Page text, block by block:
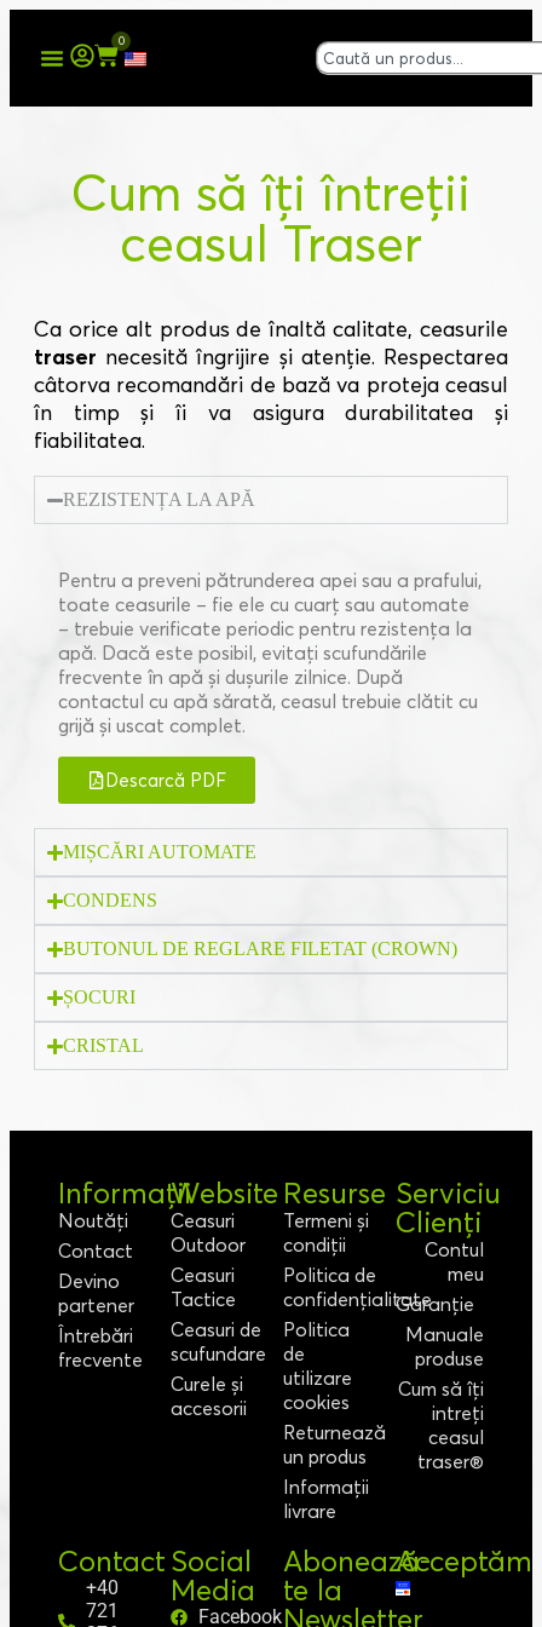
0
Cum să îți întreții
ceasul Traser
Ca orice alt produs de înaltă calitate, ceasurile
traser necesită îngrijire și atenție. Respectarea
câtorva recomandări de bază va proteja ceasul
în timp și îi va asigura durabilitatea și
fiabilitatea.
REZISTENȚA LA APĂ
Pentru a preveni pătrunderea apei sau a prafului,
toate ceasurile – fie ele cu cuarț sau automate
– trebuie verificate periodic pentru rezistența la
apă. Dacă este posibil, evitați scufundările
frecvente în apă și dușurile zilnice. După
contactul cu apă sărată, ceasul trebuie clătit cu
grijă și uscat complet.
Descarcă PDF
MIȘCĂRI AUTOMATE
CONDENS
BUTONUL DE REGLARE FILETAT (CROWN)
ȘOCURI
CRISTAL
Informații
Noutăți
Contact
Devino
partener
Întrebări
frecvente
Website
Ceasuri
Outdoor
Ceasuri
Tactice
Ceasuri de
scufundare
Curele și
accesorii
Resurse
Termeni și
condiții
Politica de
confidențialitate
Politica
de
utilizare
cookies
Returnează
un produs
Informații
livrare
Serviciu
Clienți
Contul
meu
Garanție
Manuale
produse
Cum să îți
intreți
ceasul
traser®
Contact
+40
721
Social
Media
Facebook
Abonează-
te la
Newsletter
Acceptăm